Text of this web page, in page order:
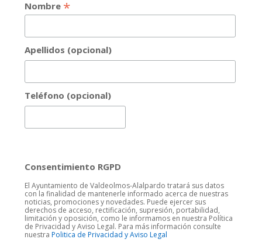
Nombre *
Apellidos (opcional)
Teléfono (opcional)
Consentimiento RGPD
El Ayuntamiento de Valdeolmos-Alalpardo tratará sus datos
con la finalidad de mantenerle informado acerca de nuestras
noticias, promociones y novedades. Puede ejercer sus
derechos de acceso, rectificación, supresión, portabilidad,
limitación y oposición, como le informamos en nuestra Política
de Privacidad y Aviso Legal. Para más información consulte
nuestra Politica de Privacidad y Aviso Legal